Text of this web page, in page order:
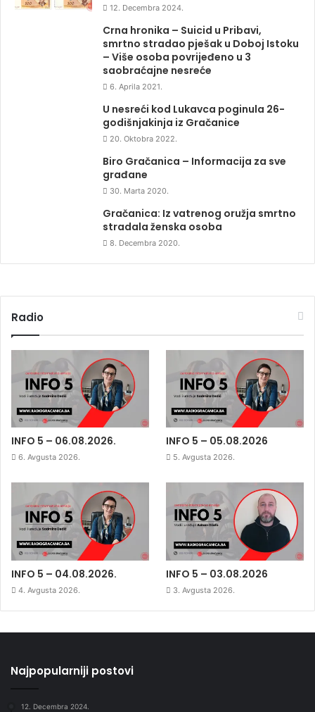
12. Decembra 2024.
Crna hronika – Suicid u Pribavi,
smrtno stradao pješak u Doboj Istoku
– Više osoba povrijeđeno u 3
saobraćajne nesreće
6. Aprila 2021.
U nesreći kod Lukavca poginula 26-
godišnjakinja iz Gračanice
20. Oktobra 2022.
Biro Gračanica – Informacija za sve
građane
30. Marta 2020.
Gračanica: Iz vatrenog oružja smrtno
stradala ženska osoba
8. Decembra 2020.
Radio
INFO 5 – 06.08.2026.
6. Avgusta 2026.
INFO 5 – 05.08.2026
5. Avgusta 2026.
INFO 5 – 04.08.2026.
4. Avgusta 2026.
INFO 5 – 03.08.2026
3. Avgusta 2026.
Najpopularniji postovi
12. Decembra 2024.